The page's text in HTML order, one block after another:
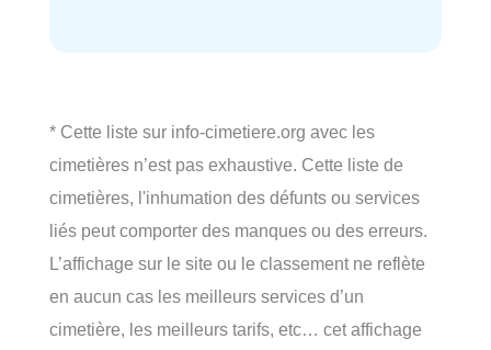
* Cette liste sur info-cimetiere.org avec les
cimetières n’est pas exhaustive. Cette liste de
cimetières, l'inhumation des défunts ou services
liés peut comporter des manques ou des erreurs.
L’affichage sur le site ou le classement ne reflète
en aucun cas les meilleurs services d’un
cimetière, les meilleurs tarifs, etc… cet affichage